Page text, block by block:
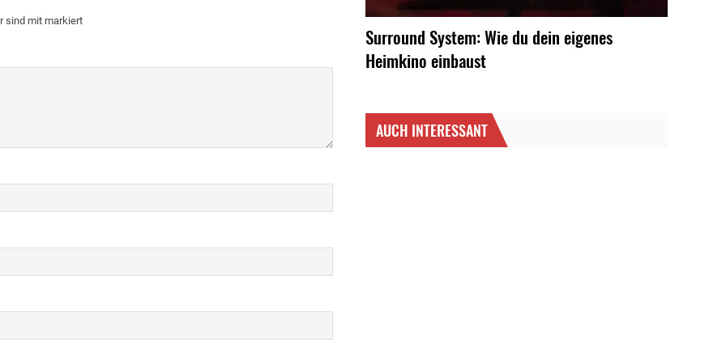
sind mit markiert
Surround System: Wie du dein eigenes
Heimkino einbaust
AUCH INTERESSANT